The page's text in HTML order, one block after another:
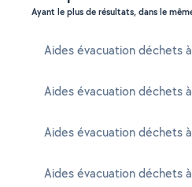
Ayant le plus de résultats, dans le
Aides évacuation déchets
Aides évacuation déchets
Aides évacuation déchets
Aides évacuation déchets